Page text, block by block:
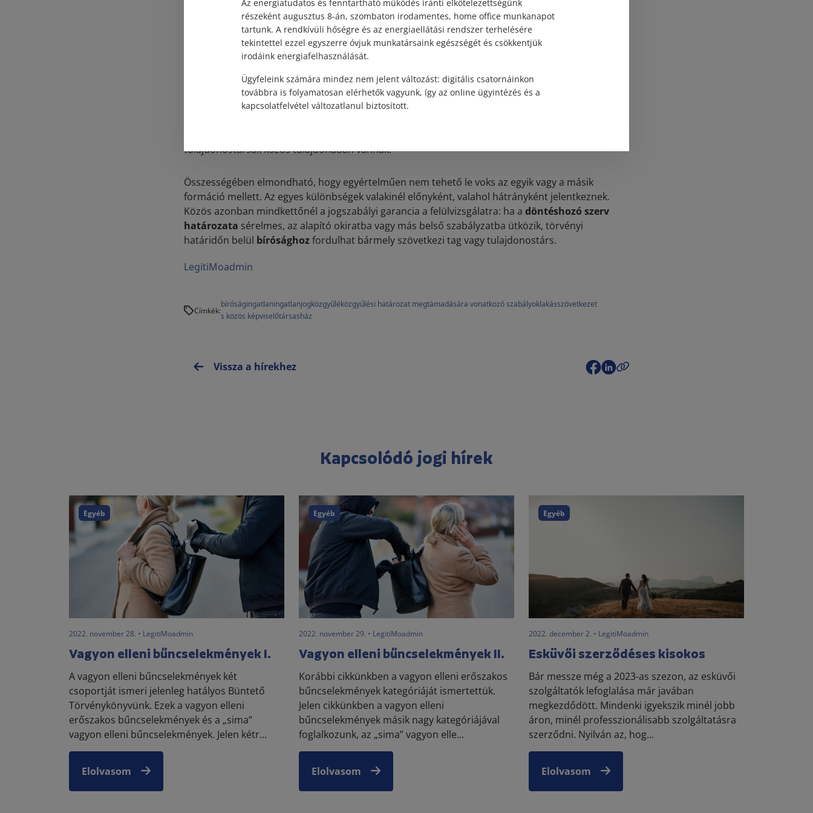
főleg a sok tulajdonossal rendelkező nagyobb társasházaknál – a közös képviselő a társasházon
kívüli gazdálkodó szervezet. Ő a feladatát megbízás keretében látja el és a legtöbbször több
társasházban egyidejűleg képviseli az érdekeket – sok esetben sajnos nem elég hatékonyan vagy
sehogy sem, ami jogi eljáráshoz vezethet.
ellenőrző szervetlakásszövetkezet esetében felügyelő bizottságnak, míg társasháznál
számvizsgáló bizottságnak nevezzük. Funkciójuk, jogaik és kötelezettségeik alapesetben
tulajdonostársak közös tulajdonában vannak.
Összességében elmondható, hogy egyértelműen nem tehető le voks az egyik vagy a másik
formáció mellett. Az egyes különbségek valakinél előnyként, valahol hátrányként jelentkeznek.
Közös azonban mindkettőnél a jogszabályi garancia a felülvizsgálatra: ha a döntéshozó szerv
határozata sérelmes, az alapító okiratba vagy más belső szabályzatba ütközik, törvényi
határidőn belül bírósághozfordulhat bármely szövetkezi tag vagy tulajdonostárs.
LegitiMoadmin
Címkék:
bíróságingatlaningatlanjogközgyűléközgyűlési határozat megtámadására vonatkozó szabályoklakásszövetkezet
s közös képviselőtársasház
Vissza a hírekhez
Kapcsolódó jogi hírek
Egyéb
2022. november 28. • LegitiMoadmin
Vagyon elleni bűncselekmények I.
A vagyon elleni bűncselekmények két
csoportját ismeri jelenleg hatályos Büntető
Törvénykönyvünk. Ezek a vagyon elleni
erőszakos bűncselekmények és a „sima”
vagyon elleni bűncselekmények. Jelen kétr...
Elolvasom
Egyéb
2022. november 29. • LegitiMoadmin
Vagyon elleni bűncselekmények II.
Korábbi cikkünkben a vagyon elleni erőszakos
bűncselekmények kategóriáját ismertettük.
Jelen cikkünkben a vagyon elleni
bűncselekmények másik nagy kategóriájával
foglalkozunk, az „sima” vagyon elle...
Elolvasom
Egyéb
2022. december 2. • LegitiMoadmin
Esküvői szerződéses kisokos
Bár messze még a 2023-as szezon, az esküvői
szolgáltatók lefoglalása már javában
megkezdődött. Mindenki igyekszik minél jobb
áron, minél professzionálisabb szolgáltatásra
szerződni. Nyilván az, hog...
Elolvasom
Az energiatudatos és fenntartható működés iránti elkötelezettségünk
részeként augusztus 8-án, szombaton irodamentes, home office munkanapot
tartunk. A rendkívüli hőségre és az energiaellátási rendszer terhelésére
tekintettel ezzel egyszerre óvjuk munkatársaink egészségét és csökkentjük
irodáink energiafelhasználását.
Ügyfeleink számára mindez nem jelent változást: digitális csatornáinkon
továbbra is folyamatosan elérhetők vagyunk, így az online ügyintézés és a
kapcsolatfelvétel változatlanul biztosított.